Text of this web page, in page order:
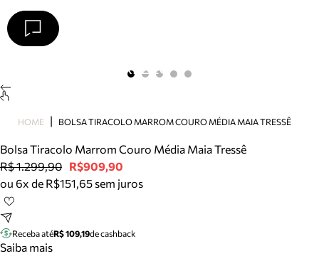
Papete
Scarpin
Mocassim
Bolsa
Tênis
Mule
Arezzo
HOME BOLSA TIRACOLO MARROM COURO MÉDIA MAIA TRESSÊ
Bolsa Tiracolo Marrom Couro Média Maia Tressê
R$ 1.299,90 R$909,90
ou 6x de R$151,65 sem juros
Receba atéR$ 109,19de cashback
Saiba mais